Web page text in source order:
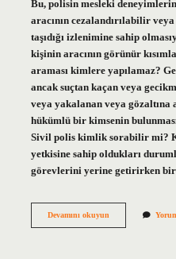
Bu, polisin mesleki
aracının cezalandırılabilir
taşıdığı izlenimine sahip
kişinin aracının görünür
araması kimlere yapılamaz?
ancak suçtan kaçan veya
veya yakalanan veya
hükümlü bir kimsenin
Sivil polis kimlik sorabilir mi?
yetkisine sahip oldukları
görevlerini yerine getirirken
Devamını okuyunSivil